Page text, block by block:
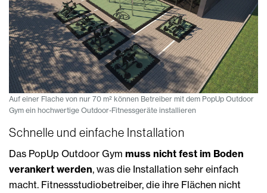
Auf einer Flache von nur 70 m² können Betreiber mit dem PopUp Outdoor
Gym ein hochwertige Outdoor-Fitnessgeräte installieren
Schnelle und einfache Installation
Das PopUp Outdoor Gym muss nicht fest im Boden
verankert werden, was die Installation sehr einfach
macht. Fitnessstudiobetreiber, die ihre Flächen nicht